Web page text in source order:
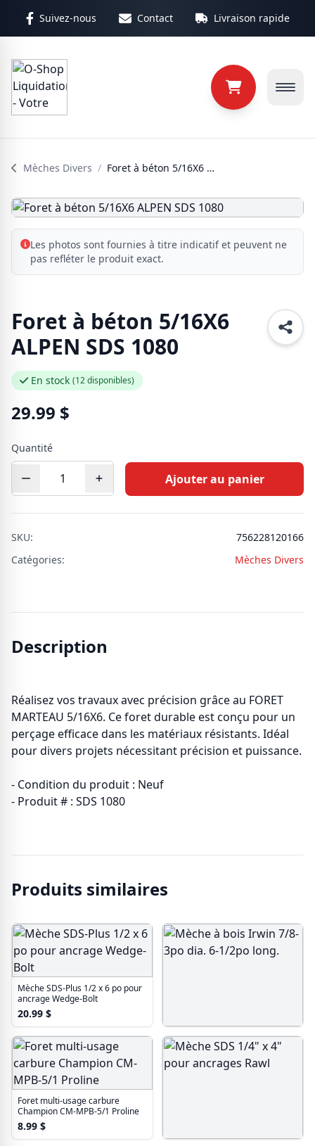
Suivez-nous Contact Livraison rapide
Mèches Divers / Foret à béton 5/16X6 ALPEN SDS 1080
Les photos sont fournies à titre indicatif et peuvent ne
pas refléter le produit exact.
Foret à béton 5/16X6
ALPEN SDS 1080
En stock (12 disponibles)
29.99 $
Quantité
Ajouter au panier
SKU:
756228120166
Catégories:
Mèches Divers
Description
Réalisez vos travaux avec précision grâce au FORET
MARTEAU 5/16X6. Ce foret durable est conçu pour un
perçage efficace dans les matériaux résistants. Idéal
pour divers projets nécessitant précision et puissance.
- Condition du produit : Neuf
- Produit # : SDS 1080
Produits similaires
Mèche SDS-Plus 1/2 x 6 po pour
ancrage Wedge-Bolt
20.99 $
Mèche à bois Irwin 7/8-3po dia.
6-1/2po long.
53.99$
Foret multi-usage carbure
Champion CM-MPB-5/1 Proline
8.99 $